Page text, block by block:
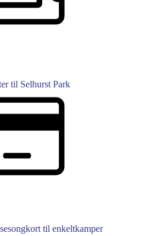
til Selhurst Park
til enkeltkamper